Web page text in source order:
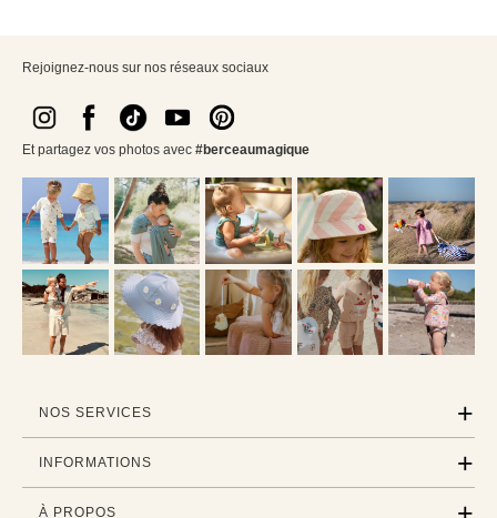
Rejoignez-nous sur nos réseaux sociaux
Et partagez vos photos avec #berceaumagique
NOS SERVICES
INFORMATIONS
À PROPOS